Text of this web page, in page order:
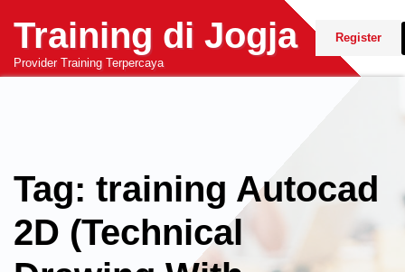
content
Training di Jogja
Provider Training Terpercaya
Register
Tag: training Autocad
2D (Technical